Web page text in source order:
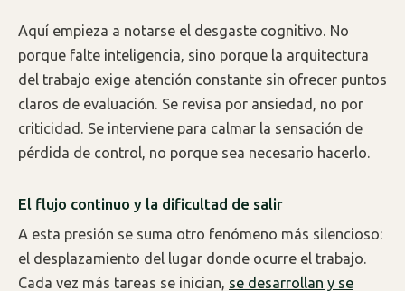
Aquí empieza a notarse el desgaste cognitivo. No
porque falte inteligencia, sino porque la arquitectura
del trabajo exige atención constante sin ofrecer puntos
claros de evaluación. Se revisa por ansiedad, no por
criticidad. Se interviene para calmar la sensación de
pérdida de control, no porque sea necesario hacerlo.
El flujo continuo y la dificultad de salir
A esta presión se suma otro fenómeno más silencioso:
el desplazamiento del lugar donde ocurre el trabajo.
Cada vez más tareas se inician, se desarrollan y se